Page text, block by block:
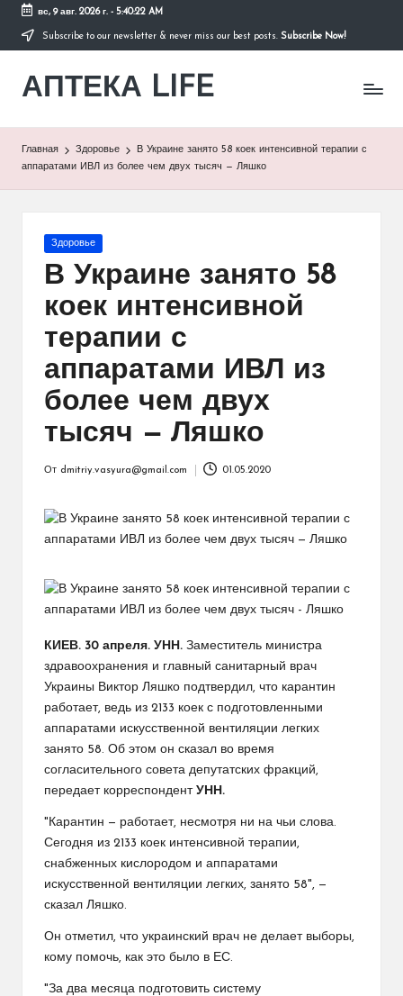
Перейти
содержимому
вс, 9 авг. 2026 г.- 5:40:22 AM
Subscribe to our newsletter & never miss our best posts. Subscribe Now!
АПТЕКА LIFE
сайт
Главная Здоровье
В Украине занято 58 коек интенсивной терапии с
аппаратами ИВЛ из более чем двух тысяч — Ляшко
Опубликовано
Здоровье
В Украине занято 58
коек интенсивной
терапии с
аппаратами ИВЛ из
более чем двух
тысяч — Ляшко
От dmitriy.vasyura@gmail.com 01.05.2020
КИЕВ. 30 апреля. УНН. Заместитель министра
здравоохранения и главный санитарный врач
Украины Виктор Ляшко подтвердил, что карантин
работает, ведь из 2133 коек с подготовленными
аппаратами искусственной вентиляции легких
занято 58. Об этом он сказал во время
согласительного совета депутатских фракций,
передает корреспондентУНН.
"Карантин — работает, несмотря ни на чьи слова.
Сегодня из 2133 коек интенсивной терапии,
снабженных кислородом и аппаратами
искусственной вентиляции легких, занято 58", —
сказал Ляшко.
Он отметил, что украинский врач не делает выборы,
кому помочь, как это было в ЕС.
"За два месяца подготовить систему